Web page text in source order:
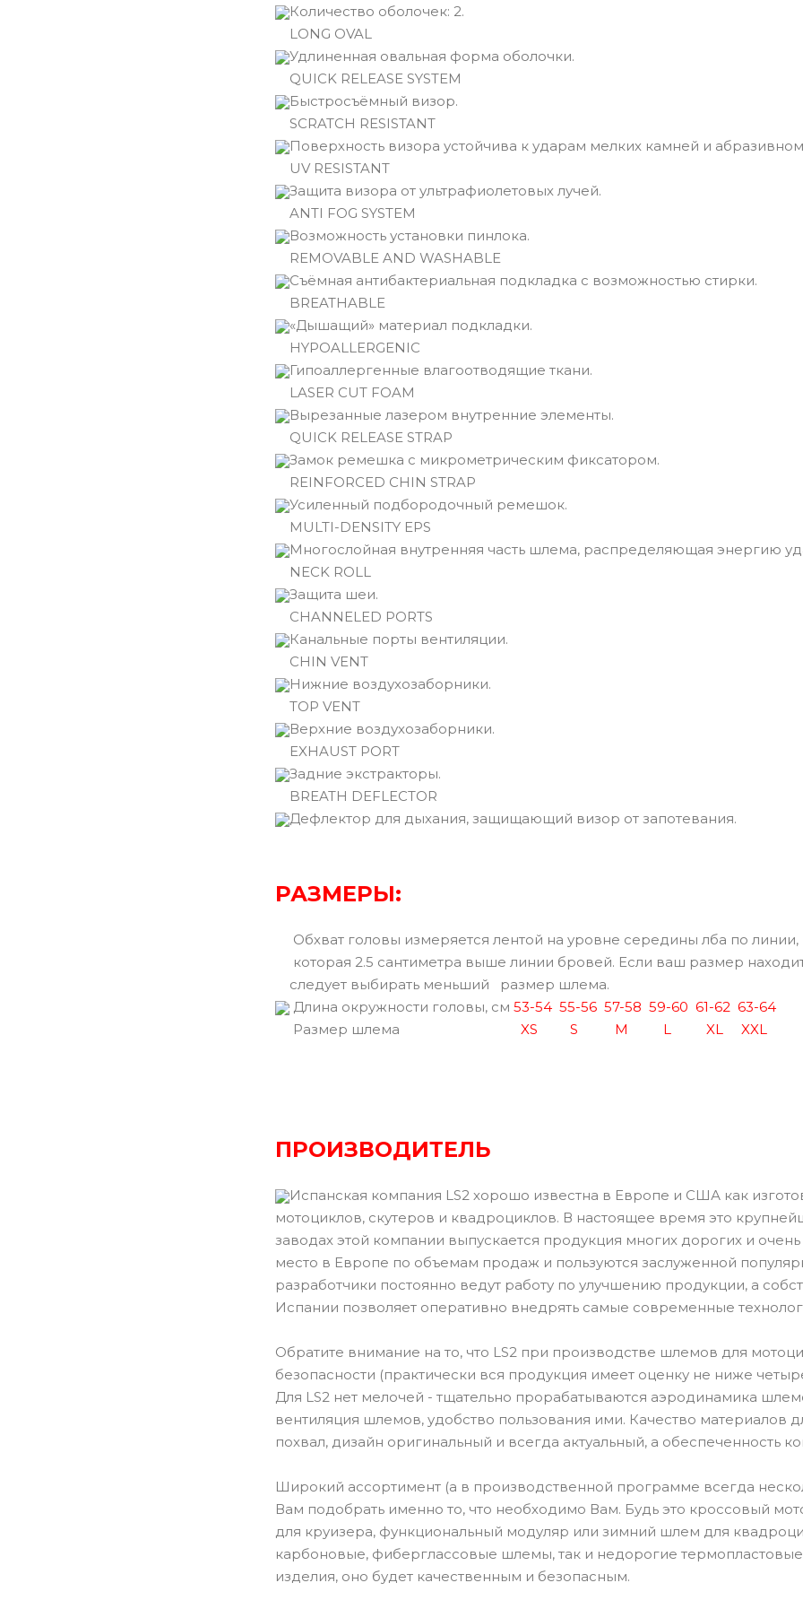
Количество оболочек: 2.
LONG OVAL
Удлиненная овальная форма оболочки.
QUICK RELEASE SYSTEM
Быстросъёмный визор.
SCRATCH RESISTANT
Поверхность визора устойчива к ударам мелких камней и
UV RESISTANT
Защита визора от ультрафиолетовых лучей.
ANTI FOG SYSTEM
Возможность установки пинлока.
REMOVABLE AND WASHABLE
Съёмная антибактериальная подкладка с возможностью стирки.
BREATHABLE
«Дышащий» материал подкладки.
HYPOALLERGENIC
Гипоаллергенные влагоотводящие ткани.
LASER CUT FOAM
Вырезанные лазером внутренние элементы.
QUICK RELEASE STRAP
Замок ремешка с микрометрическим фиксатором.
REINFORCED CHIN STRAP
Усиленный подбородочный ремешок.
MULTI-DENSITY EPS
Многослойная внутренняя часть шлема, распределяющая энергию
NECK ROLL
Защита шеи.
CHANNELED PORTS
Канальные порты вентиляции.
CHIN VENT
Нижние воздухозаборники.
TOP VENT
Верхние воздухозаборники.
EXHAUST PORT
Задние экстракторы.
BREATH DEFLECTOR
Дефлектор для дыхания, защищающий визор от запотевания.
РАЗМЕРЫ:
Обхват головы измеряется лентой на уровне середины лба по линии,
которая 2.5 сантиметра выше линии бровей. Если ваш размер
следует выбирать меньший размер шлема.
Длина окружности головы, см 53-54 55-56 57-58 59-60 61-62 63-64
Размер шлема
XS S M L XL XXL
ПРОИЗВОДИТЕЛЬ
Испанская компания LS2 хорошо известна в Европе и США как
мотоциклов, скутеров и квадроциклов. В настоящее время это
заводах этой компании выпускается продукция многих дорогих и
место в Европе по объемам продаж и пользуются заслуженной
разработчики постоянно ведут работу по улучшению продукции, а
Испании позволяет оперативно внедрять самые современные
Обратите внимание на то, что LS2 при производстве шлемов для
безопасности (практически вся продукция имеет оценку не ниже
Для LS2 нет мелочей - тщательно прорабатываются аэродинамика
вентиляция шлемов, удобство пользования ими. Качество
похвал, дизайн оригинальный и всегда актуальный, а обеспеченность
Широкий ассортимент (а в производственной программе всегда
Вам подобрать именно то, что необходимо Вам. Будь это кроссовый
для круизера, функциональный модуляр или зимний шлем для
карбоновые, фиберглассовые шлемы, так и недорогие
изделия, оно будет качественным и безопасным.